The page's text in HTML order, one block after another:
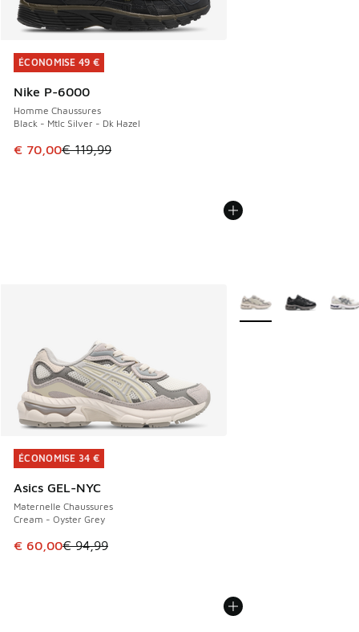
ÉCONOMISE 49 €
Nike P-6000
Homme Chaussures
Black - Mtlc Silver - Dk Hazel
Cet article est en promotion. Prix en baisse de € 119,99 à
€ 70,00€ 119,99
ÉCONOMISE 49 €
ÉCONOMISE 34 €
Asics GEL-NYC
Maternelle Chaussures
Cream - Oyster Grey
Cet article est en promotion. Prix en baisse de € 94,99 à
€ 60,00€ 94,99
ÉCONOMISE 34 €
Plus de couleurs